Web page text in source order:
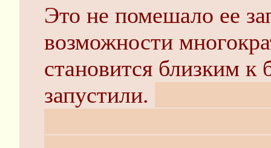
Это не помешало ее
возможности
становится близким к
запустили.